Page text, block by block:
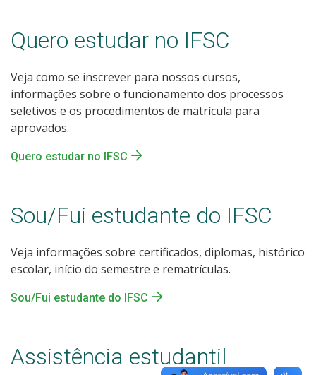
Quero estudar no IFSC
Veja como se inscrever para nossos cursos,
informações sobre o funcionamento dos processos
seletivos e os procedimentos de matrícula para
aprovados.
Quero estudar no IFSC
Sou/Fui estudante do IFSC
Veja informações sobre certificados, diplomas, histórico
escolar, início do semestre e rematrículas.
Sou/Fui estudante do IFSC
Assistência estudantil